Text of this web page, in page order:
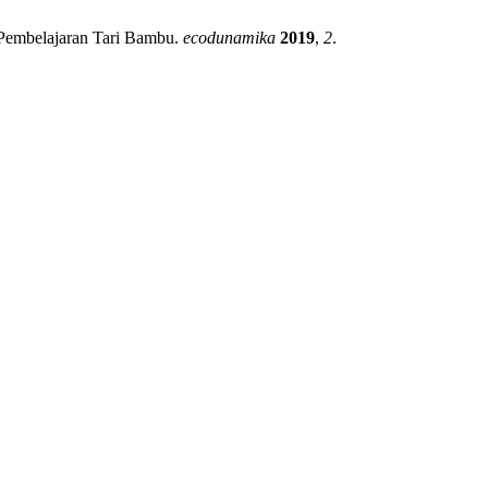
Tari Bambu. ecodunamika 2019, 2.